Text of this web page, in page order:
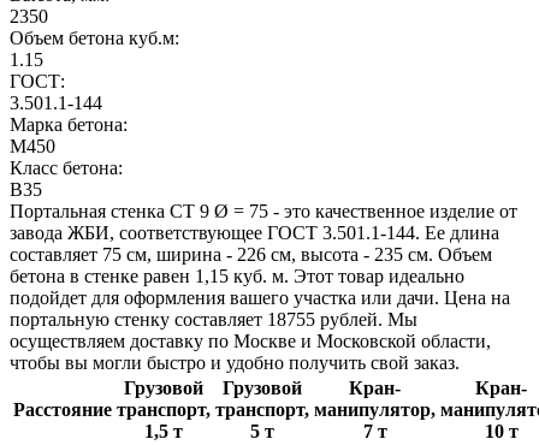
2350
Объем бетона куб.м:
1.15
ГОСТ:
3.501.1-144
Марка бетона:
M450
Класс бетона:
B35
Портальная стенка СТ 9 Ø = 75 - это качественное изделие от
завода ЖБИ, соответствующее ГОСТ 3.501.1-144. Ее длина
составляет 75 см, ширина - 226 см, высота - 235 см. Объем
бетона в стенке равен 1,15 куб. м. Этот товар идеально
подойдет для оформления вашего участка или дачи. Цена на
портальную стенку составляет 18755 рублей. Мы
осуществляем доставку по Москве и Московской области,
чтобы вы могли быстро и удобно получить свой заказ.
Расстояние
Грузовой
транспорт,
1,5 т
Грузовой
транспорт,
5 т
Кран-
манипулятор,
7 т
Кран-
10 т